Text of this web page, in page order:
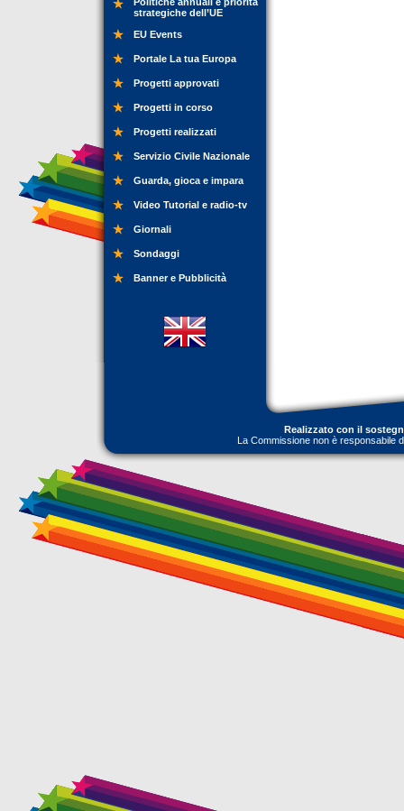
strategiche dell’UE
EU Events
Portale La tua Europa
Progetti approvati
Progetti in corso
Progetti realizzati
Servizio Civile Nazionale
Guarda, gioca e impara
Video Tutorial e radio-tv
Giornali
Sondaggi
Banner e Pubblicità
Realizzato con il
La Commissione non è responsabile